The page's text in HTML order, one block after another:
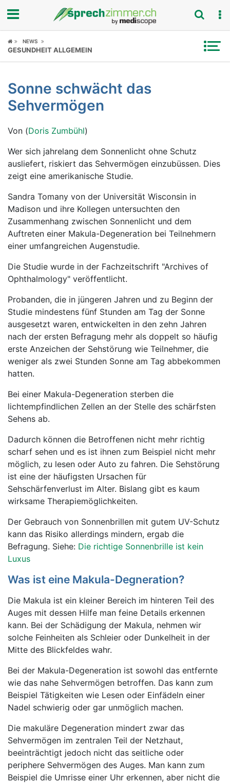
Fokus
Symptome
Untersuchungen
Ratgeber
Rubriken
NEWS
GESUNDHEIT ALLGEMEIN
Sonne schwächt das
Sehvermögen
Von (Doris Zumbühl)
Wer sich jahrelang dem Sonnenlicht ohne Schutz
ausliefert, riskiert das Sehvermögen einzubüssen. Dies
zeigt eine amerikanische Studie.
Sandra Tomany von der Universität Wisconsin in
Madison und ihre Kollegen untersuchten den
Zusammenhang zwischen Sonnenlicht und dem
Auftreten einer Makula-Degeneration bei Teilnehmern
einer umfangreichen Augenstudie.
Die Studie wurde in der Fachzeitschrift "Archives of
Ophthalmology" veröffentlicht.
Probanden, die in jüngeren Jahren und zu Beginn der
Studie mindestens fünf Stunden am Tag der Sonne
ausgesetzt waren, entwickelten in den zehn Jahren
nach der ersten Befragung mehr als doppelt so häufig
erste Anzeichen der Sehstörung wie Teilnehmer, die
weniger als zwei Stunden Sonne am Tag abbekommen
hatten.
Bei einer Makula-Degeneration sterben die
lichtempfindlichen Zellen an der Stelle des schärfsten
Sehens ab.
Dadurch können die Betroffenen nicht mehr richtig
scharf sehen und es ist ihnen zum Beispiel nicht mehr
möglich, zu lesen oder Auto zu fahren. Die Sehstörung
ist eine der häufigsten Ursachen für
Sehschärfenverlust im Alter. Bislang gibt es kaum
wirksame Therapiemöglichkeiten.
Der Gebrauch von Sonnenbrillen mit gutem UV-Schutz
kann das Risiko allerdings mindern, ergab die
Befragung. Siehe: Die richtige Sonnenbrille ist kein
Luxus
Was ist eine Makula-Degneration?
Die Makula ist ein kleiner Bereich im hinteren Teil des
Auges mit dessen Hilfe man feine Details erkennen
kann. Bei der Schädigung der Makula, nehmen wir
solche Feinheiten als Schleier oder Dunkelheit in der
Mitte des Blickfeldes wahr.
Bei der Makula-Degeneration ist sowohl das entfernte
wie das nahe Sehvermögen betroffen. Das kann zum
Beispiel Tätigkeiten wie Lesen oder Einfädeln einer
Nadel schwierig oder gar unmöglich machen.
Die makuläre Degeneration mindert zwar das
Sehvermögen im zentralen Teil der Netzhaut,
beeinträchtigt jedoch nicht das seitliche oder
periphere Sehvermögen des Auges. Man kann zum
Beispiel die Umrisse einer Uhr erkennen, aber nicht die